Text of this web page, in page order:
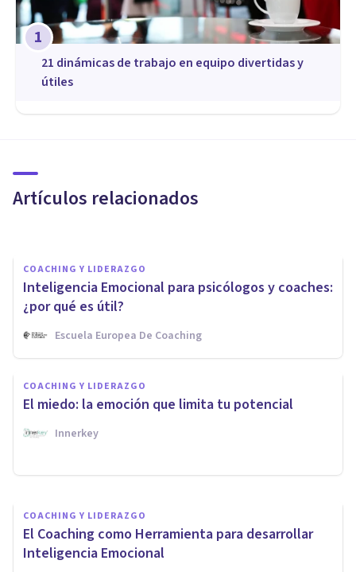
1
21 dinámicas de trabajo en equipo divertidas y
útiles
Artículos relacionados
¿Por qué la Inteligencia
Coaching?
COACHING Y LIDERAZGO
Inteligencia Emocional para psicólogos y coaches:
¿por qué es útil?
Escuela Europea De Coaching
COACHING Y LIDERAZGO
El miedo: la emoción que limita tu potencial
Innerkey
COACHING Y LIDERAZGO
La importancia de la
Inteligencia Emocional en el
Coaching
COACHING Y LIDERAZGO
El Coaching como Herramienta para desarrollar
Inteligencia Emocional